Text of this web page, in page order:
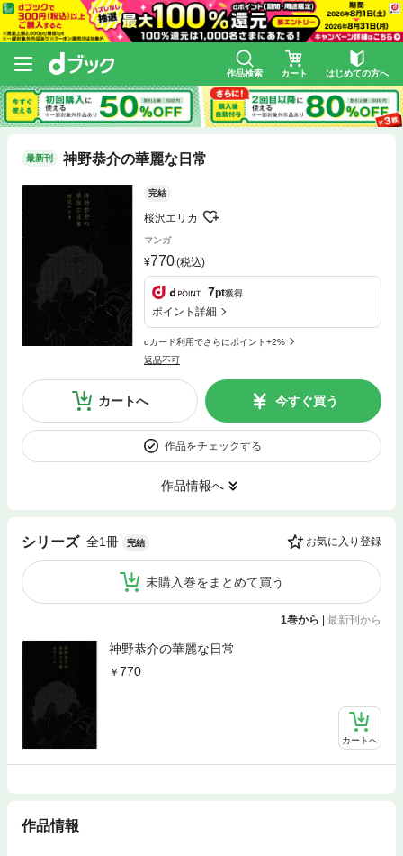
作品検索 カート はじめての方へ
最新刊 神野恭介の華麗な日常
完結
桜沢エリカ
マンガ
770(税込)
7pt獲得
ポイント詳細
dカード利用でさらにポイント+2%
返品不可
カートへ 今すぐ買う
作品をチェックする
作品情報へ
シリーズ 全1冊 完結 お気に入り登録
未購入巻をまとめて買う
1巻から 最新刊から
神野恭介の華麗な日常
770
カートへ
作品情報